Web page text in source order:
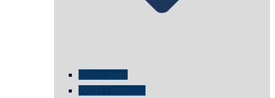
kölner oper
WDR Filmhaus